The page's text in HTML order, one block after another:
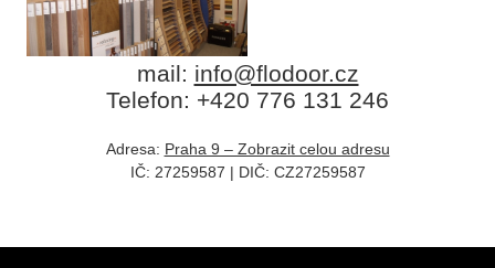
mail: info@flodoor.cz
Telefon: +420 776 131 246
Adresa: Praha 9 – Zobrazit celou adresu
IČ: 27259587 | DIČ: CZ27259587